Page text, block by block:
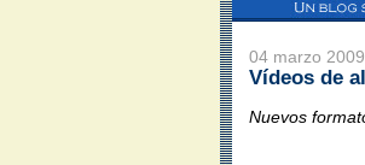
04 marzo 2009
Vídeos de
Nuevos